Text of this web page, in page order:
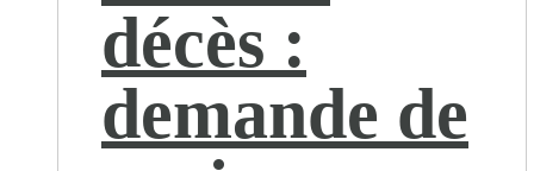
décès :
demande de